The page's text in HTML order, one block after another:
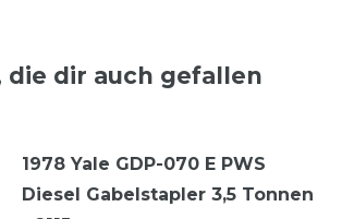
die dir auch gefallen
1978 Yale GDP-070 E PWS
Diesel Gabelstapler 3,5 Tonnen